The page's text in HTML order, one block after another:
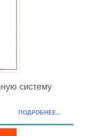
систему
ПОДРОБНЕЕ...